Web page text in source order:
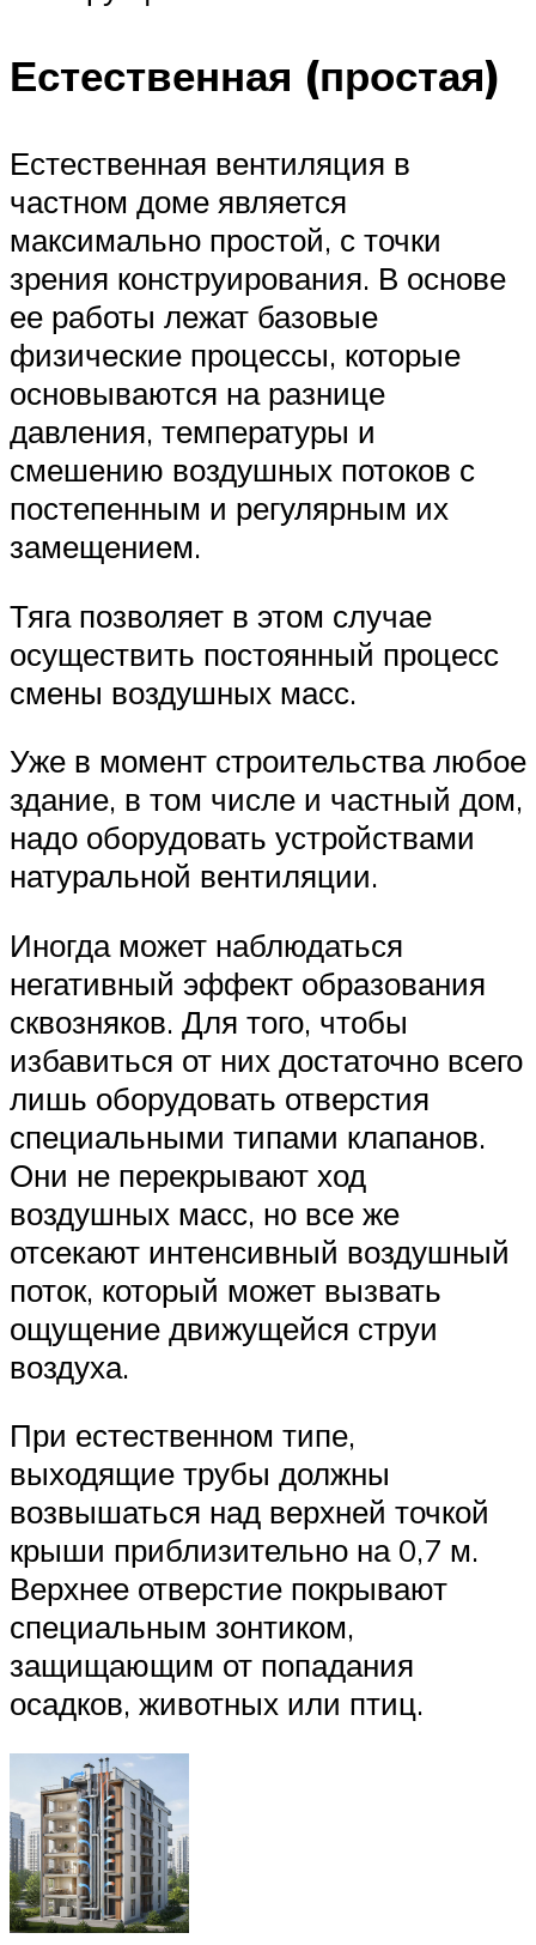
Естественная (простая)
Естественная вентиляция в
частном доме является
максимально простой, с точки
зрения конструирования. В основе
ее работы лежат базовые
физические процессы, которые
основываются на разнице
давления, температуры и
смешению воздушных потоков с
постепенным и регулярным их
замещением.
Тяга позволяет в этом случае
осуществить постоянный процесс
смены воздушных масс.
Уже в момент строительства любое
здание, в том числе и частный дом,
надо оборудовать устройствами
натуральной вентиляции.
Иногда может наблюдаться
негативный эффект образования
сквозняков. Для того, чтобы
избавиться от них достаточно всего
лишь оборудовать отверстия
специальными типами клапанов.
Они не перекрывают ход
воздушных масс, но все же
отсекают интенсивный воздушный
поток, который может вызвать
ощущение движущейся струи
воздуха.
При естественном типе,
выходящие трубы должны
возвышаться над верхней точкой
крыши приблизительно на 0,7 м.
Верхнее отверстие покрывают
специальным зонтиком,
защищающим от попадания
осадков, животных или птиц.